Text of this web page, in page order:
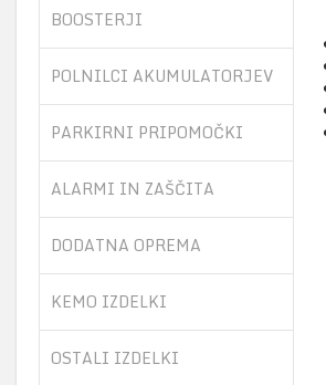
BOOSTERJI
POLNILCI AKUMULATORJEV
PARKIRNI PRIPOMOČKI
ALARMI IN ZAŠČITA
DODATNA OPREMA
KEMO IZDELKI
OSTALI IZDELKI